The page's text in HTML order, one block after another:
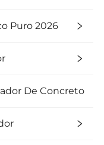
Puro 2026
De Concreto